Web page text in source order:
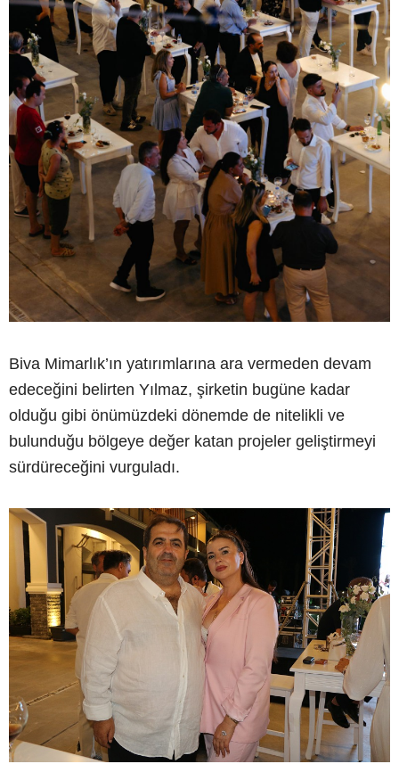
Biva Mimarlık’ın yatırımlarına ara vermeden devam
edeceğini belirten Yılmaz, şirketin bugüne kadar
olduğu gibi önümüzdeki dönemde de nitelikli ve
bulunduğu bölgeye değer katan projeler geliştirmeyi
sürdüreceğini vurguladı.